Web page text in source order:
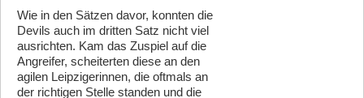
Wie in den Sätzen davor, konnten die
Devils auch im dritten Satz nicht viel
ausrichten. Kam das Zuspiel auf die
Angreifer, scheiterten diese an den
agilen Leipzigerinnen, die oftmals an
der richtigen Stelle standen und die